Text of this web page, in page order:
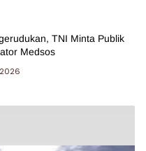
TNI Minta Publik
Medsos